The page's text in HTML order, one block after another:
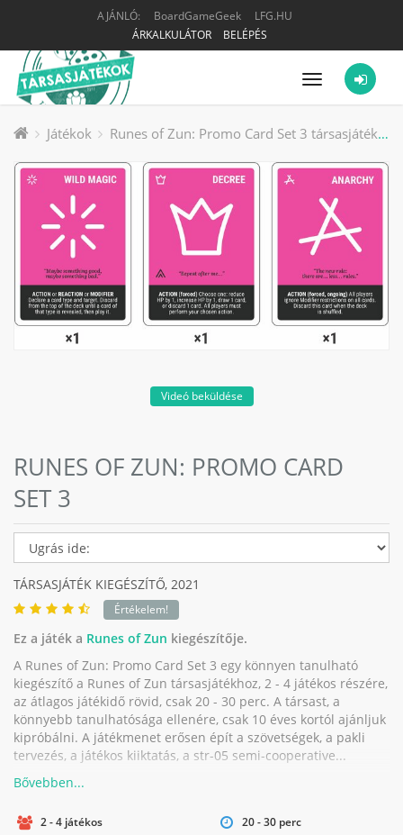
AJÁNLÓ: BoardGameGeek
LFG.HU
ÁRKALKULÁTOR
BELÉPÉS
Menü
Játékok Runes of Zun: Promo Card Set 3 társasjáték kiegészítő
Videó beküldése
RUNES OF ZUN: PROMO CARD
SET 3
TÁRSASJÁTÉK KIEGÉSZÍTŐ, 2021
Értékelem!
Ez a játék a Runes of Zun kiegészítője.
A Runes of Zun: Promo Card Set 3 egy könnyen tanulható
kiegészítő a Runes of Zun társasjátékhoz, 2 - 4 játékos részére,
az átlagos játékidő rövid, csak 20 - 30 perc. A társast, a
könnyebb tanulhatósága ellenére, csak 10 éves kortól ajánljuk
kipróbálni. A játékmenet erősen épít a szövetségek, a pakli
tervezés, a játékos kiiktatás, a str-05 semi-cooperative...
2 - 4 játékos
20 - 30 perc